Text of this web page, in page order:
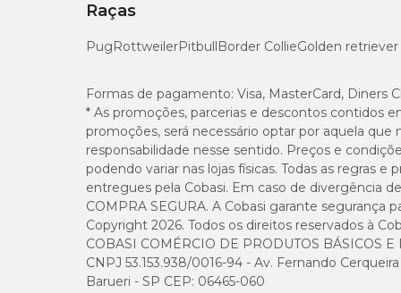
Raças
PugRottweilerPitbullBorder CollieGolden retriever
Formas de pagamento: Visa, MasterCard, Diners
* As promoções, parcerias e descontos contidos
promoções, será necessário optar por aquela
responsabilidade nesse sentido. Preços e
podendo variar nas lojas físicas. Todas as regras
entregues pela Cobasi. Em caso de divergência
COMPRA SEGURA. A Cobasi garante segurança
Copyright 2026. Todos os direitos reservados à
COBASI COMÉRCIO DE PRODUTOS BÁSICOS E
CNPJ 53.153.938/0016-94 - Av. Fernando
Barueri - SP CEP: 06465-060